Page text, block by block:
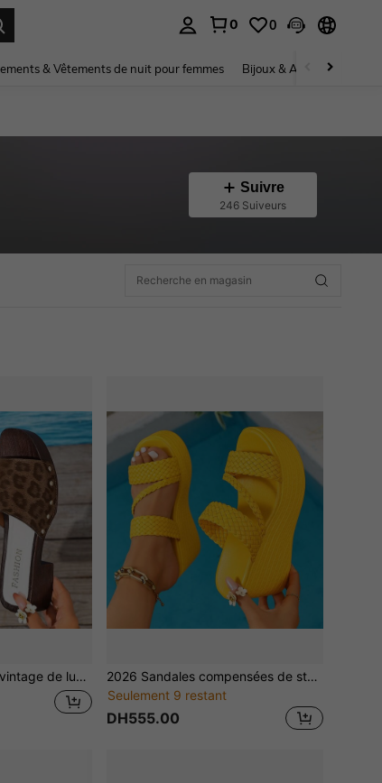
0 0
& Vêtements de nuit pour femmes Bijoux & Accessoires pour
Suivre
246 Suiveurs
symétrique haut de gamme, cuir PU imprimé classique 2026 avec semelle souple et confortable, design compensé à semelle ultra-épaisse augmentant la hauteur, chaussures de plage décontractées de mode luxe léger, polyvalentes pour le trajet quotidien, les fêtes et les achats, nouveau best-seller d'été 2026 pour femmes, semelle épaisse souple et antidérapante en matériau non-EVA, se marie parfaitement avec les robes, les shorts et les jeans pour afficher un style haut de gamme
2026 Sandales compensées de style bohème pour femmes, design à trois bandes tressées, semelles épaisses lisses antidérapantes et confortables, disponibles en jaune et autres couleurs, convenant pour la plage tropicale, les fêtes de piscine, les mariages, les tournages de vidéos courtes, les sorties quotidiennes, cadeau élégant pour la petite amie, chaussures polyvalentes à la mode mode 2026, indispensables pour les vacances, chaussures d'été bohèmes confortables et élégantes
Seulement 9 restant
DH555.00